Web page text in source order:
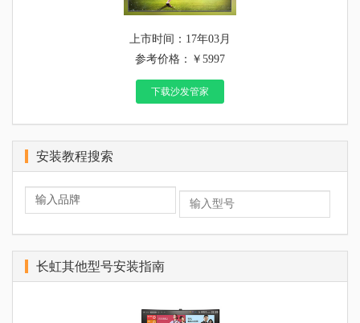
上市时间：17年03月
参考价格：￥5997
下载沙发管家
安装教程搜索
长虹其他型号安装指南